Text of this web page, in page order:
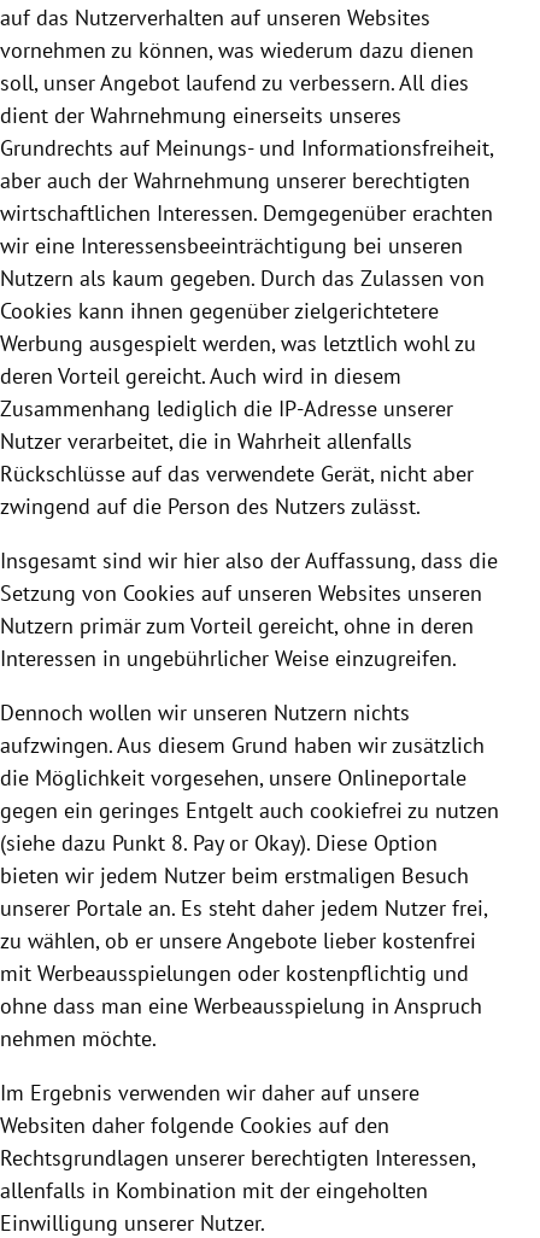
auf das Nutzerverhalten auf unseren Websites
vornehmen zu können, was wiederum dazu dienen
soll, unser Angebot laufend zu verbessern. All dies
dient der Wahrnehmung einerseits unseres
Grundrechts auf Meinungs- und Informationsfreiheit,
aber auch der Wahrnehmung unserer berechtigten
wirtschaftlichen Interessen. Demgegenüber erachten
wir eine Interessensbeeinträchtigung bei unseren
Nutzern als kaum gegeben. Durch das Zulassen von
Cookies kann ihnen gegenüber zielgerichtetere
Werbung ausgespielt werden, was letztlich wohl zu
deren Vorteil gereicht. Auch wird in diesem
Zusammenhang lediglich die IP-Adresse unserer
Nutzer verarbeitet, die in Wahrheit allenfalls
Rückschlüsse auf das verwendete Gerät, nicht aber
zwingend auf die Person des Nutzers zulässt.
Insgesamt sind wir hier also der Auffassung, dass die
Setzung von Cookies auf unseren Websites unseren
Nutzern primär zum Vorteil gereicht, ohne in deren
Interessen in ungebührlicher Weise einzugreifen.
Dennoch wollen wir unseren Nutzern nichts
aufzwingen. Aus diesem Grund haben wir zusätzlich
die Möglichkeit vorgesehen, unsere Onlineportale
gegen ein geringes Entgelt auch cookiefrei zu nutzen
(siehe dazu Punkt 8. Pay or Okay). Diese Option
bieten wir jedem Nutzer beim erstmaligen Besuch
unserer Portale an. Es steht daher jedem Nutzer frei,
zu wählen, ob er unsere Angebote lieber kostenfrei
mit Werbeausspielungen oder kostenpflichtig und
ohne dass man eine Werbeausspielung in Anspruch
nehmen möchte.
Im Ergebnis verwenden wir daher auf unsere
Websiten daher folgende Cookies auf den
Rechtsgrundlagen unserer berechtigten Interessen,
allenfalls in Kombination mit der eingeholten
Einwilligung unserer Nutzer.